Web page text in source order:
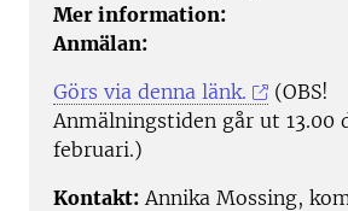
Mer information:
Anmälan:
Görs via denna länk.
(OBS!
Anmälningstiden går ut 13.00
februari.)
Kontakt: Annika Mossing,